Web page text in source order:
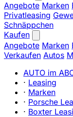
Angebote Marken
Privatleasing
Schnäppchen
Kaufen
Angebote Marken
Verkaufen Autos
AUTO im
· Leasing
· Marken
· Porsche
· Boxter